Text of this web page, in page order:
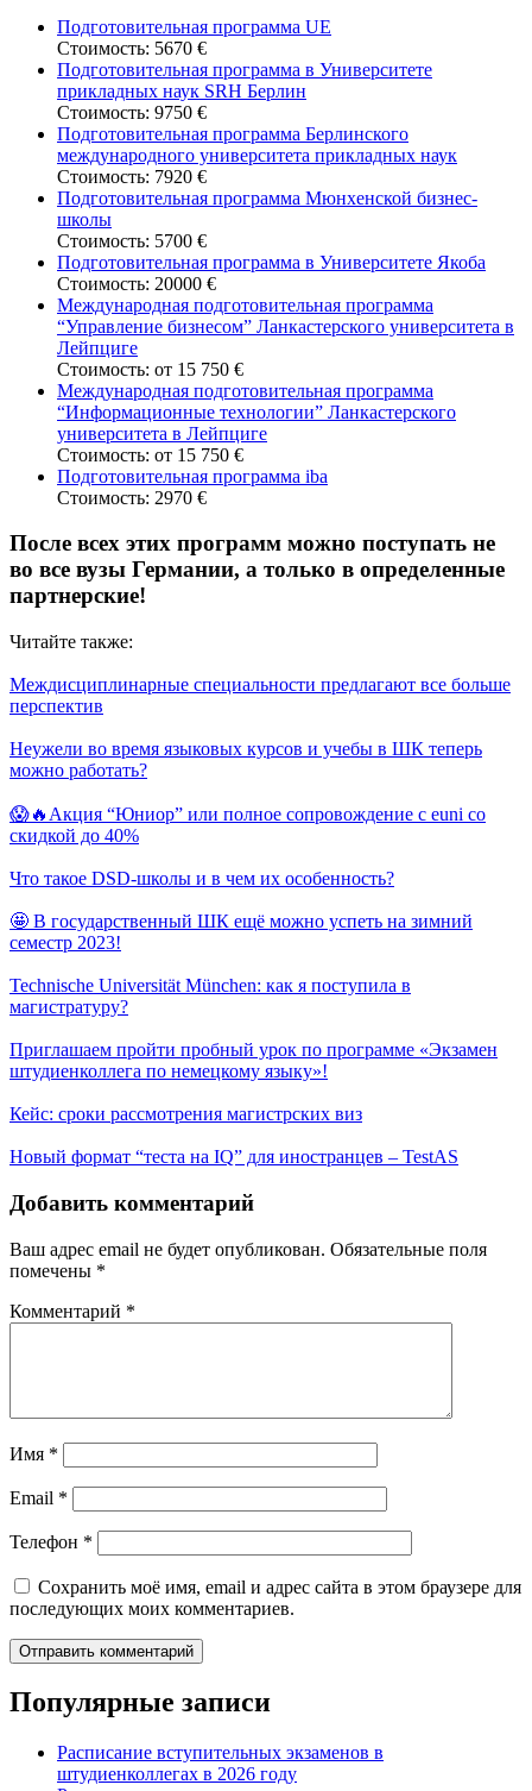
Подготовительная программа UE
Стоимость: 5670 €
Подготовительная программа в Университете
прикладных наук SRH Берлин
Стоимость: 9750 €
Подготовительная программа Берлинского
международного университета прикладных наук
Стоимость: 7920 €
Подготовительная программа Мюнхенской бизнес-
школы
Стоимость: 5700 €
Подготовительная программа в Университете Якоба
Стоимость: 20000 €
Международная подготовительная программа
“Управление бизнесом” Ланкастерского университета в
Лейпциге
Стоимость: от 15 750 €
Международная подготовительная программа
“Информационные технологии” Ланкастерского
университета в Лейпциге
Стоимость: от 15 750 €
Подготовительная программа iba
Стоимость: 2970 €
После всех этих программ можно поступать не
во все вузы Германии, а только в определенные
партнерские!
Читайте также:
Междисциплинарные специальности предлагают все больше
перспектив
Неужели во время языковых курсов и учебы в ШК теперь
можно работать?
😱🔥Акция “Юниор” или полное сопровождение с euni со
скидкой до 40%
Что такое DSD-школы и в чем их особенность?
🤩 В государственный ШК ещё можно успеть на зимний
семестр 2023!
Technische Universität München: как я поступила в
магистратуру?
Приглашаем пройти пробный урок по программе «Экзамен
штудиенколлега по немецкому языку»!
Кейс: сроки рассмотрения магистрских виз
Новый формат “теста на IQ” для иностранцев – TestAS
Добавить комментарий
Ваш адрес email не будет опубликован. Обязательные поля
помечены *
Комментарий *
Имя *
Email *
Телефон *
Сохранить моё имя, email и адрес сайта в этом браузере для
последующих моих комментариев.
Популярные записи
Расписание вступительных экзаменов в
штудиенколлегах в 2026 году